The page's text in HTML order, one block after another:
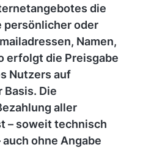
die
persönlicher oder
Namen,
erfolgt die Preisgabe
Nutzers auf
Die
aller
– soweit technisch
ohne Angabe